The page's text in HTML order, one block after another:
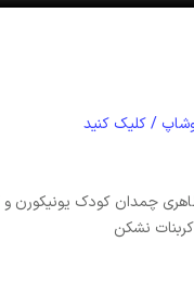
/ کلیک کنید
چمدان کودک یونیکورن و
نشکن